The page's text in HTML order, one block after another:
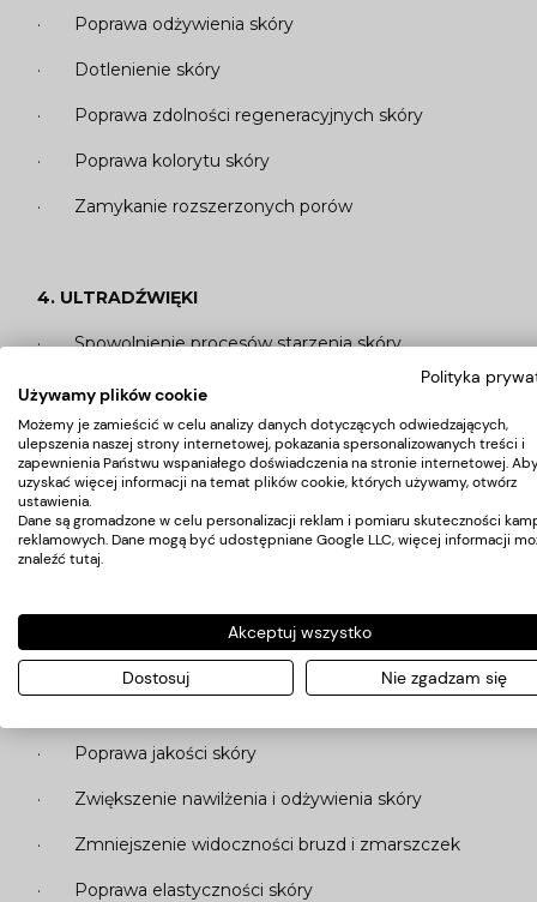
· Poprawa odżywienia skóry
· Dotlenienie skóry
· Poprawa zdolności regeneracyjnych skóry
· Poprawa kolorytu skóry
· Zamykanie rozszerzonych porów
4. ULTRADŹWIĘKI
· Spowolnienie procesów starzenia skóry
· Zmniejszenie widoczności zmarszczek i bruzd
· Poprawa nawilżenia i odżywienia skóry
· Redukcja plam pigmentacyjnych
· Poprawa elastyczności skóry
· Poprawa krążenia
· Redukcja cellulitu i tkanki tłuszczowej
· Poprawa jakości skóry
· Zwiększenie nawilżenia i odżywienia skóry
· Zmniejszenie widoczności bruzd i zmarszczek
· Poprawa elastyczności skóry
Polityka
Używamy plików cookie
Możemy je zamieścić w celu analizy danych dotyczących odwiedzających,
ulepszenia naszej strony internetowej, pokazania spersonalizowanych treści i
zapewnienia Państwu wspaniałego doświadczenia na stronie internetowej.
uzyskać więcej informacji na temat plików cookie, których używamy, otwórz
ustawienia.
Dane są gromadzone w celu personalizacji reklam i pomiaru skuteczności
reklamowych. Dane mogą być udostępniane Google LLC, więcej informacji
znaleźć tutaj.
Akceptuj wszystko
Dostosuj Nie zgadzam się